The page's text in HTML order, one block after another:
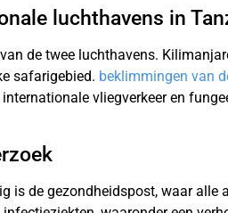
luchthavens in
de twee luchthavens.
safarigebied. beklimmingen van
vliegverkeer en
is de gezondheidspost, waar